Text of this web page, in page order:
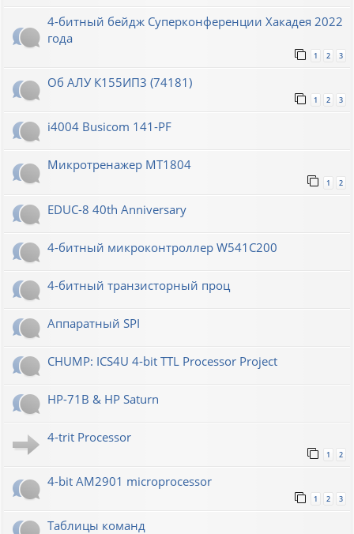
4-битный бейдж Суперконференции Хакадея 2022
года
1 2 3
Об АЛУ К155ИП3 (74181)
1 2 3
i4004 Busicom 141-PF
Микротренажер МТ1804
1 2
EDUC-8 40th Anniversary
4-битный микроконтроллер W541C200
4-битный транзисторный проц
Аппаратный SPI
CHUMP: ICS4U 4-bit TTL Processor Project
HP-71B & HP Saturn
4-trit Processor
1 2
4-bit AM2901 microprocessor
1 2 3
Таблицы команд